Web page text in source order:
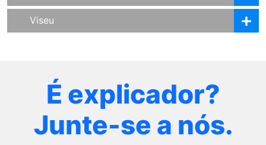
Viseu
É explicador?
Junte-se a nós.